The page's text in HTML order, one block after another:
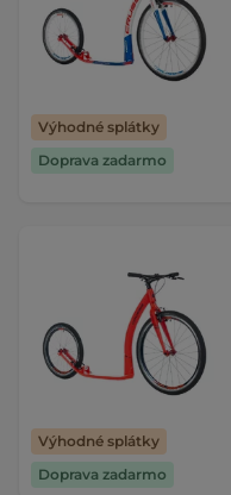
Výhodné splátky
Doprava zadarmo
Výhodné splátky
Doprava zadarmo